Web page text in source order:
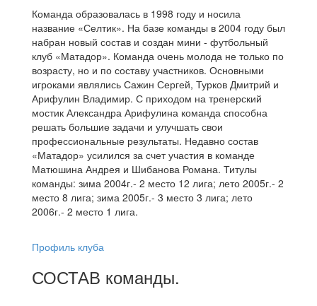
Команда образовалась в 1998 году и носила
название «Селтик». На базе команды в 2004 году был
набран новый состав и создан мини - футбольный
клуб «Матадор». Команда очень молода не только по
возрасту, но и по составу участников. Основными
игроками являлись Сажин Сергей, Турков Дмитрий и
Арифулин Владимир. С приходом на тренерский
мостик Александра Арифулина команда способна
решать большие задачи и улучшать свои
профессиональные результаты. Недавно состав
«Матадор» усилился за счет участия в команде
Матюшина Андрея и Шибанова Романа. Титулы
команды: зима 2004г.- 2 место 12 лига; лето 2005г.- 2
место 8 лига; зима 2005г.- 3 место 3 лига; лето
2006г.- 2 место 1 лига.
Профиль клуба
СОСТАВ команды.